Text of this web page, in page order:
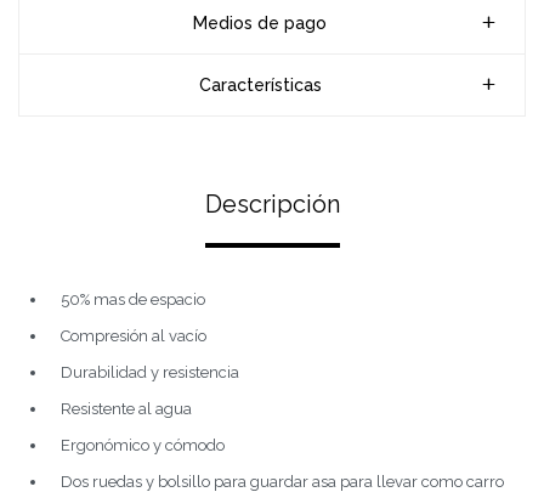
Medios de pago
Características
Descripción
50% mas de espacio
Compresión al vacío
Durabilidad y resistencia
Resistente al agua
Ergonómico y cómodo
Dos ruedas y bolsillo para guardar asa para llevar como carro